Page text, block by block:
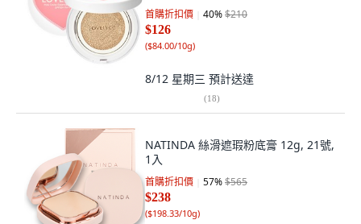
首購折扣價 40%$210
$126
($84.00/10g)
8/12 星期三 預計送達
(18)
NATINDA 絲滑遮瑕粉底膏 12g, 21號,
1入
首購折扣價 57%$565
$238
($198.33/10g)